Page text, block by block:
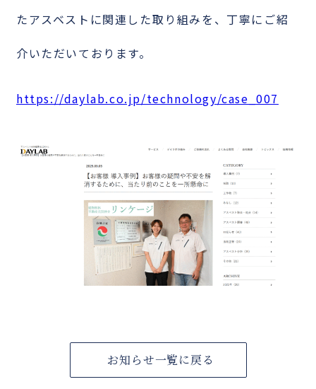
たアスベストに関連した取り組みを、丁寧にご紹
介いただいております。
https://daylab.co.jp/technology/case_007
お知らせ一覧に戻る